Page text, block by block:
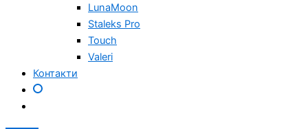
LunaMoon
Staleks Pro
Touch
Valeri
Контакти